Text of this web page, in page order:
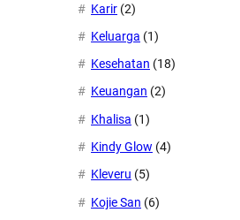
Karir (2)
Keluarga (1)
Kesehatan (18)
Keuangan (2)
Khalisa (1)
Kindy Glow (4)
Kleveru (5)
Kojie San (6)